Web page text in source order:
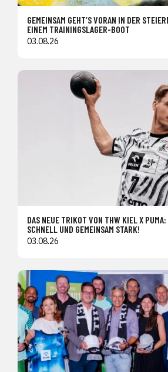
GEMEINSAM GEHT’S VORAN IN DER
EINEM TRAININGSLAGER-BOOT
03.08.26
DAS NEUE TRIKOT VON THW KIEL X
SCHNELL UND GEMEINSAM STARK!
03.08.26